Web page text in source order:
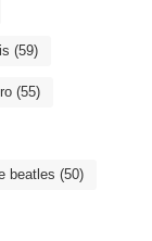
(59)
(55)
beatles (50)